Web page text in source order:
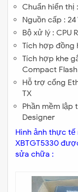
Chuẩn hiển thị
Nguồn cấp : 24
Bộ xử lý : CPU
Tích hợp đồng
Tích hợp khe
Compact Flash
Hỗ trợ cổng
TX
Phần mềm lập
Designer
Hình ảnh thực tế
XBTGT5330
sửa chữa :